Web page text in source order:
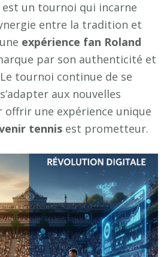
est un tournoi qui incarne
entre la tradition et
expérience fan Roland
par son authenticité et
tournoi continue de se
aux nouvelles
offrir une expérience unique
tennis est prometteur.